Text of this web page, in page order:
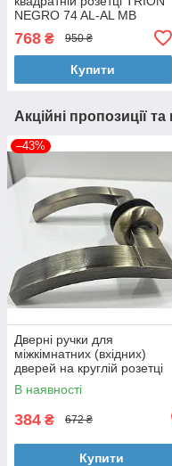
NEGRO 74 AL-AL MB
768 ₴ 950 ₴
Купити
Акційні пропозиції
–43%
Дверні ручки для
міжкімнатних (вхідних)
дверей на круглій розетці
SAP Design PRIORA 026 AL
AB
В наявності
384 ₴ 672 ₴
Купити